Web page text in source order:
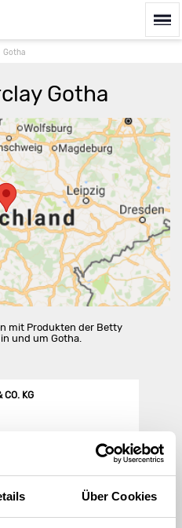
Über Cookies
Gotha
Gotha
Route berechnen
mit Produkten der Betty
und um Gotha.
CO. KG